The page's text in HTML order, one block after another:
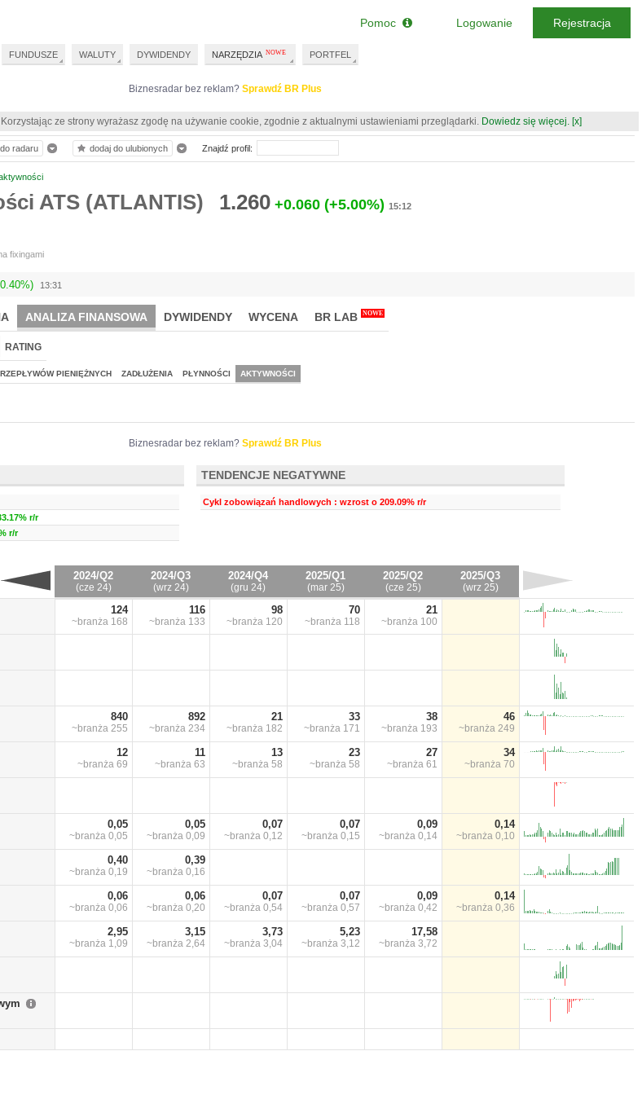
Biznesradar bez reklam? Sprawdź BR Plus
ze strony wyrażasz zgodę na używanie cookie, zgodnie z aktualnymi ustawieniami przeglądarki. Dowiedz się więcej. [x]
ATS (ATLANTIS) 1.260 +0.060 (+5.00%) 15:12
fixingami
13:31
ANALIZA FINANSOWA DYWIDENDY WYCENA BR LAB NOWE
RATING
PIENIĘŻNYCH ZADŁUŻENIA PŁYNNOŚCI AKTYWNOŚCI
Biznesradar bez reklam? Sprawdź BR Plus
r/r
r/r
TENDENCJE NEGATYWNE
Cykl zobowiązań handlowych : wzrost o 209.09% r/r
2024/Q2
(cze 24)
2024/Q3
(wrz 24)
2024/Q4
(gru 24)
2025/Q1
(mar 25)
2025/Q2
(cze 25)
2025/Q3
(wrz 25)
124
~branża 168
116
~branża 133
98
~branża 120
70
~branża 118
21
~branża 100
840
~branża 255
892
~branża 234
21
~branża 182
33
~branża 171
38
~branża 193
46
~branża 249
12
~branża 69
11
~branża 63
13
~branża 58
23
~branża 58
27
~branża 61
34
~branża 70
0,05
~branża 0,05
0,05
~branża 0,09
0,07
~branża 0,12
0,07
~branża 0,15
0,09
~branża 0,14
0,14
~branża 0,10
0,40
~branża 0,19
0,39
~branża 0,16
0,06
~branża 0,06
0,06
~branża 0,20
0,07
~branża 0,54
0,07
~branża 0,57
0,09
~branża 0,42
0,14
~branża 0,36
2,95
~branża 1,09
3,15
~branża 2,64
3,73
~branża 3,04
5,23
~branża 3,12
17,58
~branża 3,72
do radaru dodaj do ulubionych Znajdź profil:
FUNDUSZE WALUTY DYWIDENDY NARZĘDZIA PORTFEL
Pomoc Logowanie Rejestracja